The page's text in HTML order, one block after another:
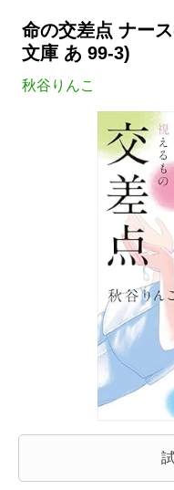
命の交差点 ナー
文庫 あ 99-3)
秋谷りんこ